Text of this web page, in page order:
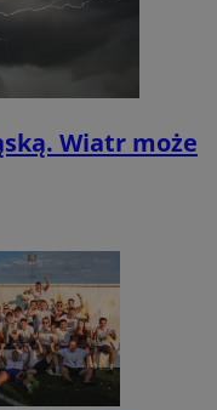
Wiatr może